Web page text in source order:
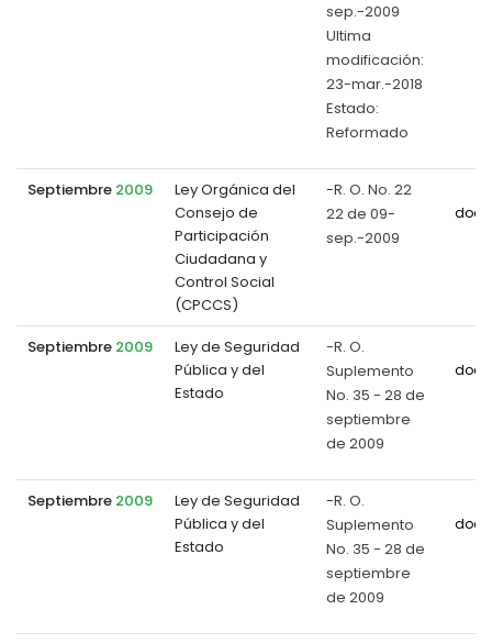
sep.-2009
Ultima
modificación:
23-mar.-2018
Estado:
Reformado
Septiembre 2009
Ley Orgánica del
Consejo de
Participación
Ciudadana y
Control Social
(CPCCS)
-R. O. No. 22
22 de 09-
sep.-2009
Septiembre 2009
Ley de Seguridad
Pública y del
Estado
-R. O.
Suplemento
No. 35 - 28 de
septiembre
de 2009
Septiembre 2009
Ley de Seguridad
Pública y del
Estado
-R. O.
Suplemento
No. 35 - 28 de
septiembre
de 2009